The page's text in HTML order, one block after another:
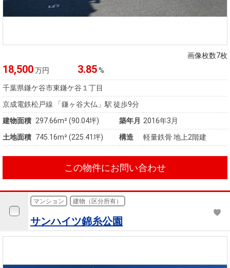
画像枚数7枚
18,500万円 3.85%
千葉県鎌ケ谷市東鎌ケ谷１丁目
京成電鉄松戸線 「鎌ヶ谷大仏」駅 徒歩9分
建物面積 297.66m² (90.04坪) 築年月 2016年3月
土地面積 745.16m² (225.41坪) 構造 軽量鉄骨 地上2階建
この物件にお問い合わせ
マンション 建物（区分所有）
サンハイツ錦糸公園